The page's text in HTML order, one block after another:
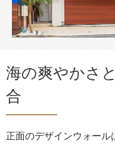
海の爽やかさ
合
正面のデザインウォール